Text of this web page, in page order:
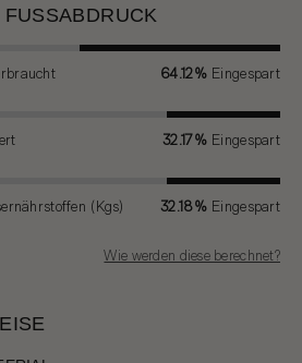
64.12% Eingespart
32.17% Eingespart
(Kgs)
32.18% Eingespart
Wie werden diese berechnet?